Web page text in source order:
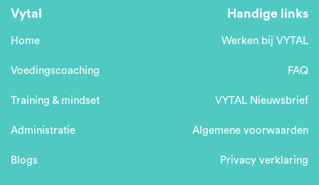
Vytal
Home
Voedingscoaching
Training & mindset
Administratie
Blogs
Handige links
Werken bij VYTAL
FAQ
VYTAL Nieuwsbrief
Algemene voorwaarden
Privacy verklaring